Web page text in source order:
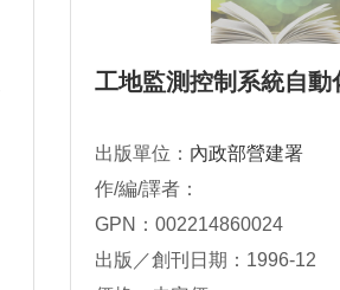
工地監測控制系統自動
出版單位： 內政部營建署
作/編/譯者：
GPN：002214860024
出版／創刊日期：1996-12